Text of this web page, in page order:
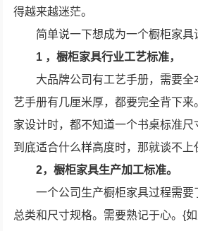
得越来越迷茫。
简单说一下想成为一个橱柜家具
1 ，橱柜家具行业工艺标准，
大品牌公司有工艺手册，需要全
艺手册有几厘米厚，都要完全背下来
家设计时，都不知道一个书桌标准
到底适合什么样高度时，那就谈不上
2，橱柜家具生产加工标准。
一个公司生产橱柜家具过程需
总类和尺寸规格。需要熟记于心。{